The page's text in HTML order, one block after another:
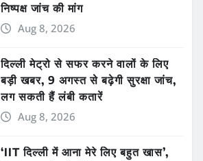
निष्पक्ष जांच की मांग
Aug 8, 2026
दिल्ली मेट्रो से सफर करने वालों के लिए
बड़ी खबर, 9 अगस्त से बढ़ेगी सुरक्षा जांच,
लग सकती हैं लंबी कतारें
Aug 8, 2026
‘IIT दिल्ली में आना मेरे लिए बहुत खास’,